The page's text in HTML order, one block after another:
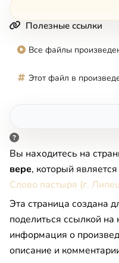
Полезные ссылки
Все файлы
Этот файл в
Вы находитесь на
вере, который
Слово пастыря (г.
Эта страница создана
поделиться ссылкой
информация о
описание и